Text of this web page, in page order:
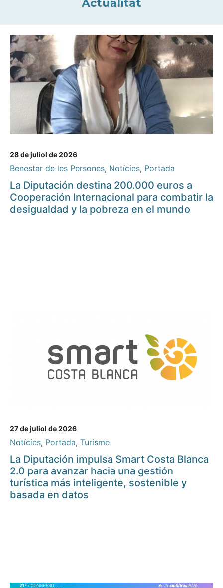
Actualitat
28 de juliol de 2026
Benestar de les Persones, Notícies, Portada
La Diputación destina 200.000 euros a
Cooperación Internacional para combatir la
desigualdad y la pobreza en el mundo
27 de juliol de 2026
Notícies, Portada, Turisme
La Diputación impulsa Smart Costa Blanca
2.0 para avanzar hacia una gestión
turística más inteligente, sostenible y
basada en datos